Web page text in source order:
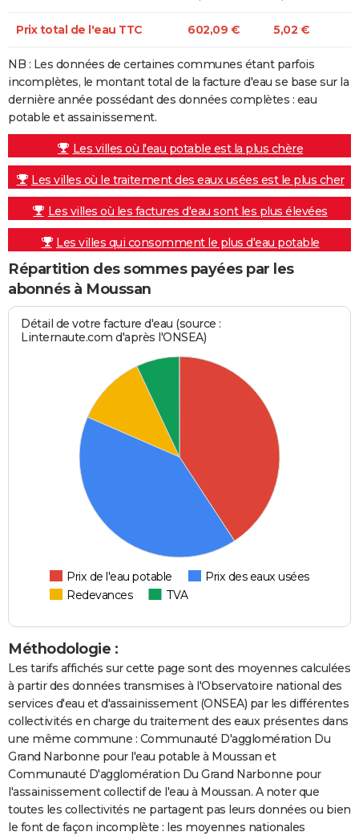
Prix total de l'eau TTC 602,09 € 5,02 €
NB : Les données de certaines communes étant parfois
incomplètes, le montant total de la facture d'eau se base sur la
dernière année possédant des données complètes : eau
potable et assainissement.
Les villes où l'eau potable est la plus chère
Les villes où le traitement des eaux usées est le plus cher
Les villes où les factures d'eau sont les plus élevées
Les villes qui consomment le plus d'eau potable
Répartition des sommes payées par les
abonnés à Moussan
Détail de votre facture d'eau (source :
Linternaute.com d'après l'ONSEA)
Prix de l'eau potable
Prix des eaux usées
Redevances
TVA
Méthodologie :
Les tarifs affichés sur cette page sont des moyennes calculées
à partir des données transmises à l'Observatoire national des
services d'eau et d'assainissement (ONSEA) par les différentes
collectivités en charge du traitement des eaux présentes dans
une même commune : Communauté D'agglomération Du
Grand Narbonne pour l'eau potable à Moussan et
Communauté D'agglomération Du Grand Narbonne pour
l'assainissement collectif de l'eau à Moussan. A noter que
toutes les collectivités ne partagent pas leurs données ou bien
le font de façon incomplète : les moyennes nationales